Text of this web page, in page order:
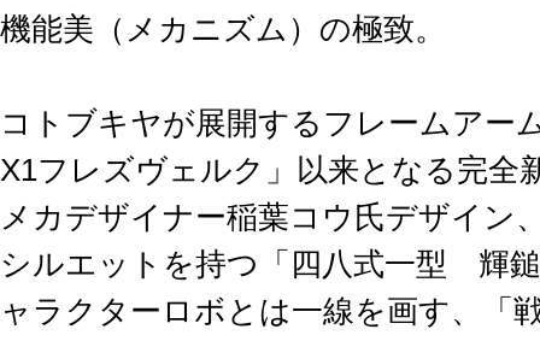
機能美（メカニズム）の極致。
コトブキヤが展開するフレームアー
X1フレズヴェルク」以来となる完全
メカデザイナー稲葉コウ氏デザイン
シルエットを持つ「四八式一型 輝
ャラクターロボとは一線を画す、「